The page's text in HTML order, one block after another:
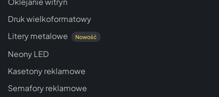
Druk wielkoformatowy
Litery metalowe
Nowość
Neony LED
Kasetony reklamowe
Semafory reklamowe